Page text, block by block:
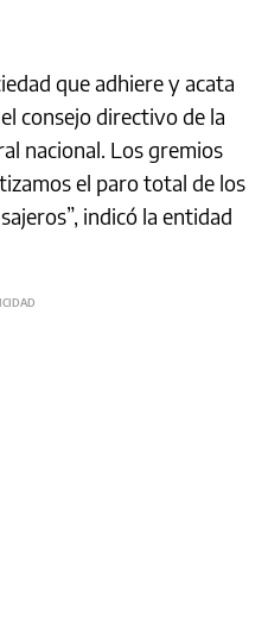
que adhiere y acata
consejo directivo de la
nacional. Los gremios
el paro total de los
indicó la entidad